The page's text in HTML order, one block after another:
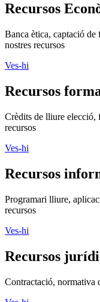
Recursos
Banca ètica, captació
nostres recursos
Ves-hi
Recursos
Crèdits de lliure elecció,
recursos
Ves-hi
Recursos
Programari lliure,
recursos
Ves-hi
Recursos
Contractació, normativa